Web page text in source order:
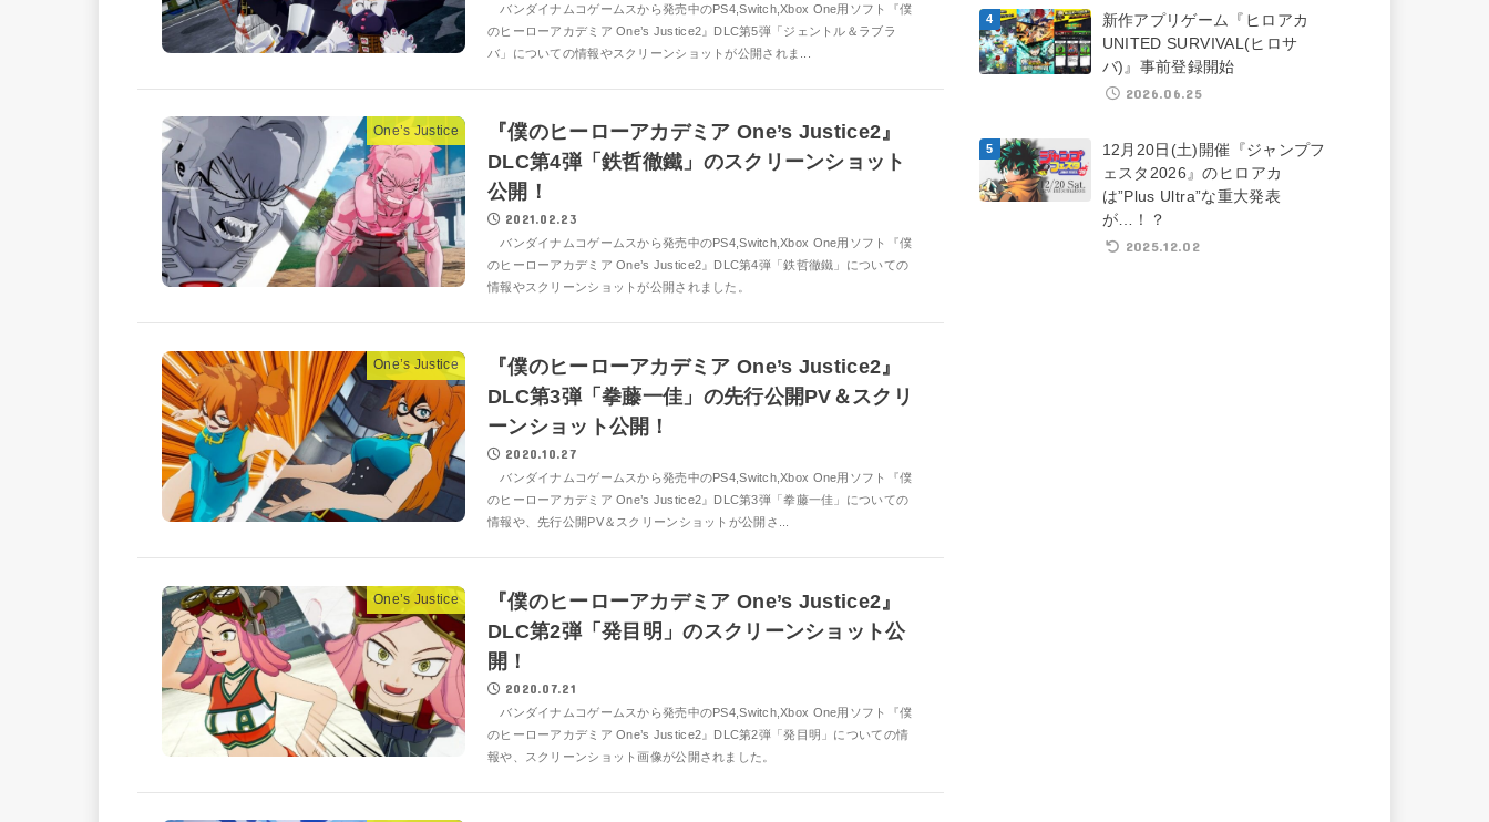
バンダイナムコゲームスから発売中のPS4,Switch,Xbox One用ソフト『僕
のヒーローアカデミア One’s Justice2』DLC第5弾「ジェントル＆ラブラ
バ」についての情報やスクリーンショットが公開されま...
One’s Justice
『僕のヒーローアカデミア One’s Justice2』
DLC第4弾「鉄哲徹鐵」のスクリーンショット
公開！
2021.02.23
バンダイナムコゲームスから発売中のPS4,Switch,Xbox One用ソフト『僕
のヒーローアカデミア One’s Justice2』DLC第4弾「鉄哲徹鐵」についての
情報やスクリーンショットが公開されました。
One’s Justice
『僕のヒーローアカデミア One’s Justice2』
DLC第3弾「拳藤一佳」の先行公開PV＆スクリ
ーンショット公開！
2020.10.27
バンダイナムコゲームスから発売中のPS4,Switch,Xbox One用ソフト『僕
のヒーローアカデミア One’s Justice2』DLC第3弾「拳藤一佳」についての
情報や、先行公開PV＆スクリーンショットが公開さ...
One’s Justice
『僕のヒーローアカデミア One’s Justice2』
DLC第2弾「発目明」のスクリーンショット公
開！
2020.07.21
バンダイナムコゲームスから発売中のPS4,Switch,Xbox One用ソフト『僕
のヒーローアカデミア One’s Justice2』DLC第2弾「発目明」についての情
報や、スクリーンショット画像が公開されました。
新作アプリゲーム『ヒロアカ
UNITED SURVIVAL(ヒロサ
バ)』事前登録開始
2026.06.25
12月20日(土)開催『ジャンプフ
ェスタ2026』のヒロアカ
は”Plus Ultra”な重大発表
が…！？
2025.12.02